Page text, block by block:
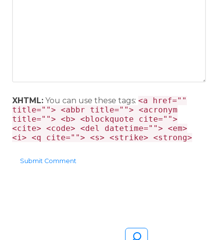
XHTML: You can use these tags: <a href=""
title=""> <abbr title=""> <acronym
title=""> <b> <blockquote cite="">
<cite> <code> <del datetime=""> <em>
<i> <q cite=""> <s> <strike> <strong>